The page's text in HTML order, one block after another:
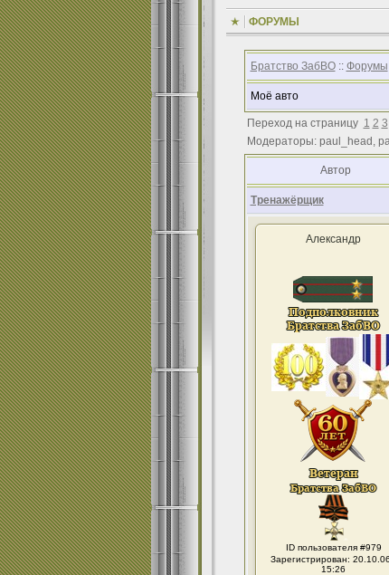
ФОРУМЫ
Братство ЗабВО:: Форумы
Моё авто
Переход на страницу 1 2 3
Модераторы: paul_head,
Автор
Тренажёрщик
Александр
ID пользователя #979
Зарегистрирован:
15:26